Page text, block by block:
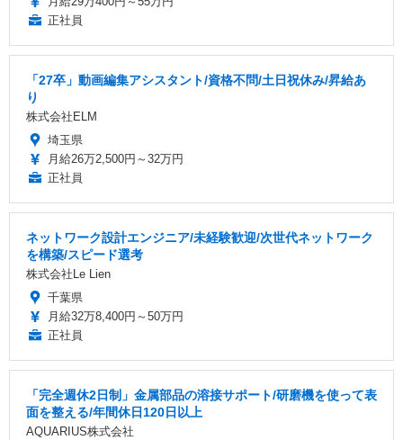
正社員
「27卒」動画編集アシスタント/資格不問/土日祝休み/昇給あ
り
株式会社ELM
埼玉県
月給26万2,500円～32万円
正社員
ネットワーク設計エンジニア/未経験歓迎/次世代ネットワーク
を構築/スピード選考
株式会社Le Lien
千葉県
月給32万8,400円～50万円
正社員
「完全週休2日制」金属部品の溶接サポート/研磨機を使って表
面を整える/年間休日120日以上
AQUARIUS株式会社